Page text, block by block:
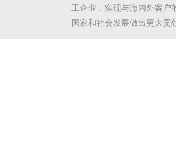
工企业，实现与海内外客户
国家和社会发展做出更大贡